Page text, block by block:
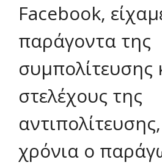
Facebook,
παράγοντα της
συμπολίτευσης
στελέχους της
χρόνια ο